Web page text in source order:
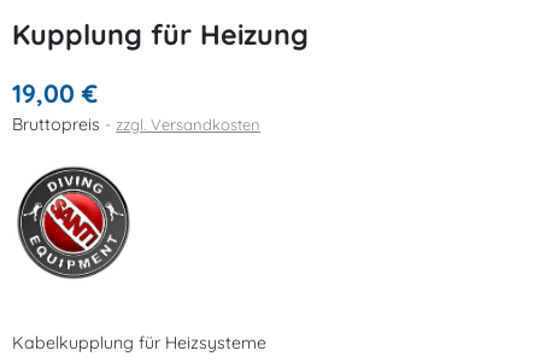
Kupplung für Heizung
19,00 €
Bruttopreis zzgl. Versandkosten
Kabelkupplung für Heizsysteme